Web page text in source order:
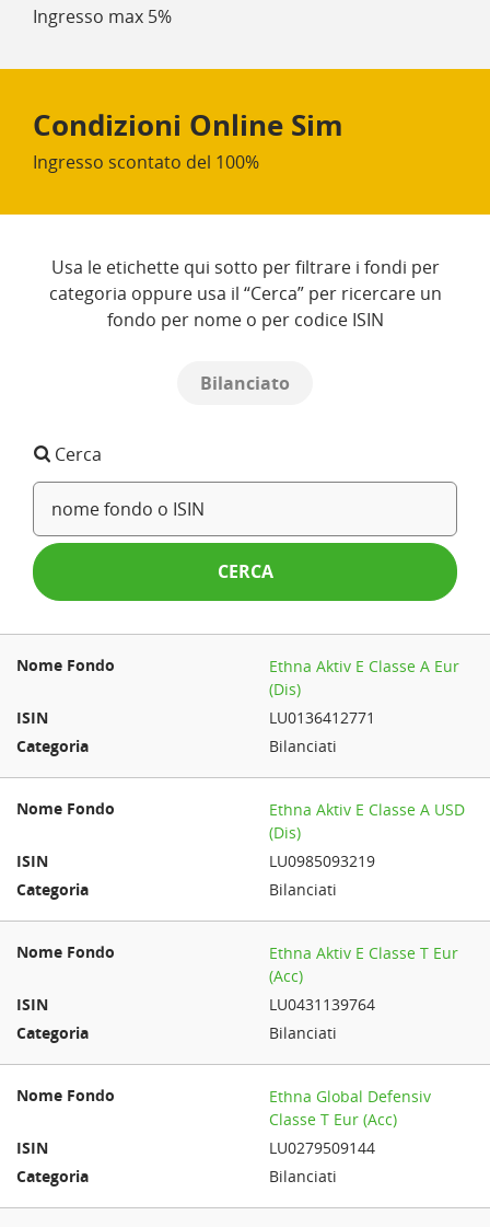
Ingresso max 5%
Condizioni Online Sim
Ingresso scontato del 100%
Usa le etichette qui sotto per filtrare i fondi per
categoria oppure usa il “Cerca” per ricercare un
fondo per nome o per codice ISIN
Bilanciato
Cerca
CERCA
Ethna Aktiv E Classe A Eur
(Dis)
LU0136412771
Bilanciati
Ethna Aktiv E Classe A USD
(Dis)
LU0985093219
Bilanciati
Ethna Aktiv E Classe T Eur
(Acc)
LU0431139764
Bilanciati
Ethna Global Defensiv
Classe T Eur (Acc)
LU0279509144
Bilanciati